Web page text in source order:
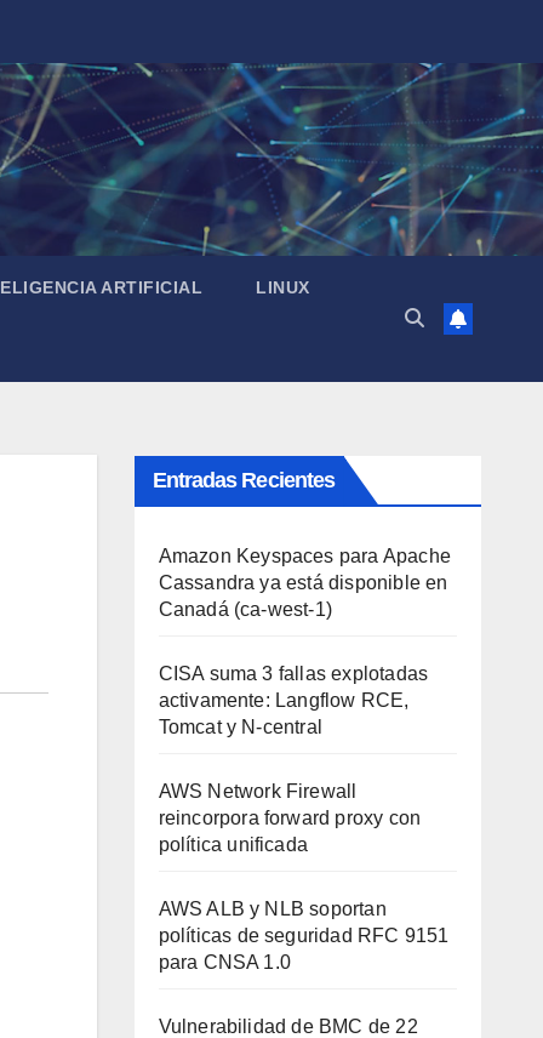
ARTIFICIAL LINUX
Entradas Recientes
Amazon Keyspaces para Apache
Cassandra ya está disponible en
Canadá (ca-west-1)
CISA suma 3 fallas explotadas
activamente: Langflow RCE,
Tomcat y N-central
AWS Network Firewall
reincorpora forward proxy con
política unificada
AWS ALB y NLB soportan
políticas de seguridad RFC 9151
para CNSA 1.0
Vulnerabilidad de BMC de 22